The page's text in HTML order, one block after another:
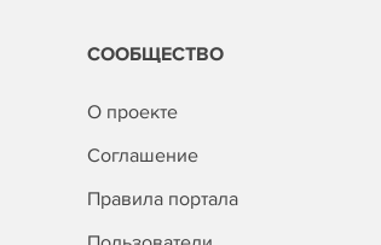
СООБЩЕСТВО
О проекте
Соглашение
Правила портала